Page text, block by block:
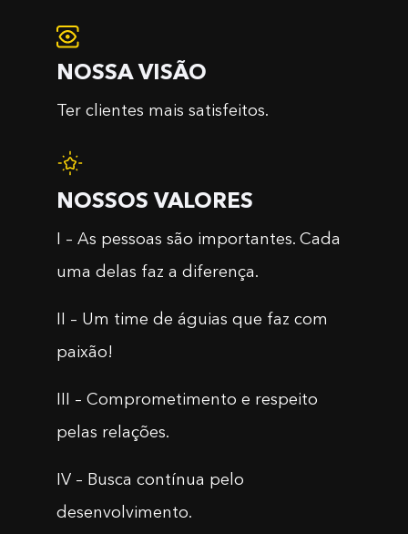
NOSSA VISÃO
Ter clientes mais satisfeitos.
NOSSOS VALORES
I – As pessoas são importantes. Cada
uma delas faz a diferença.
II – Um time de águias que faz com
paixão!
III – Comprometimento e respeito
pelas relações.
IV – Busca contínua pelo
desenvolvimento.